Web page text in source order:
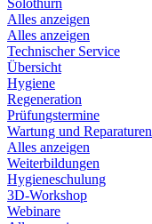
Solothurn
Alles anzeigen
Alles anzeigen
Technischer Service
Übersicht
Hygiene
Regeneration
Prüfungstermine
Wartung und Reparaturen
Alles anzeigen
Weiterbildungen
Hygieneschulung
3D-Workshop
Webinare